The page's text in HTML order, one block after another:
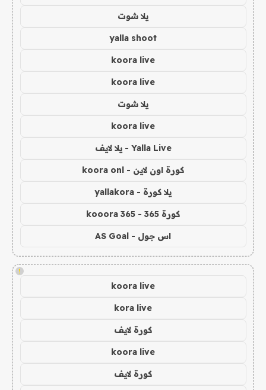
يلا شوت
yalla shoot
koora live
koora live
يلا شوت
koora live
Yalla Live - يلا لايف
كورة اون لاين - koora onl
يلا كورة - yallakora
كورة 365 - kooora 365
اس جول - AS Goal
!
koora live
kora live
كورة لايف
koora live
كورة لايف